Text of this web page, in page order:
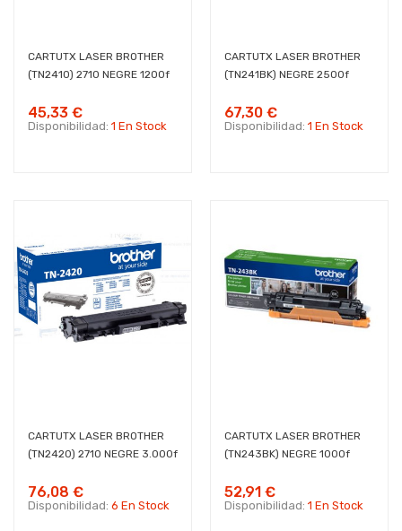
CARTUTX LASER BROTHER
(TN2410) 2710 NEGRE 1200f
45,33 €
Disponibilidad: 1 En Stock
CARTUTX LASER BROTHER
(TN241BK) NEGRE 2500f
67,30 €
Disponibilidad: 1 En Stock
CARTUTX LASER BROTHER
(TN2420) 2710 NEGRE 3.000f
76,08 €
Disponibilidad: 6 En Stock
CARTUTX LASER BROTHER
(TN243BK) NEGRE 1000f
52,91 €
Disponibilidad: 1 En Stock